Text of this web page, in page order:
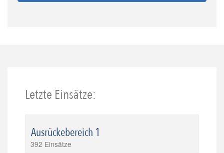
Letzte Einsätze:
Ausrückebereich 1
392 Einsätze